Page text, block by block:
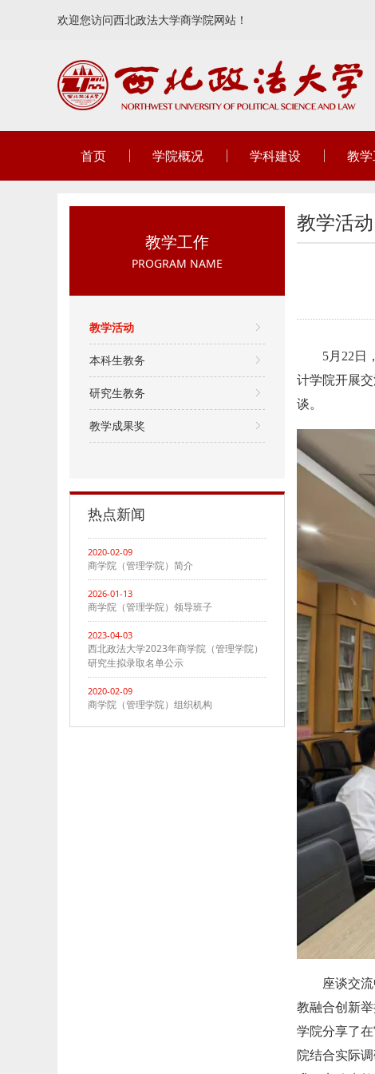
欢迎您访问西北政法大学商学院网站！
首页 学院概况 学科建设 教
教学工作
PROGRAM NAME
教学活动
本科生教务
研究生教务
教学成果奖
热点新闻
2020-02-09
商学院（管理学院）简介
2026-01-13
商学院（管理学院）领导班子
2023-04-03
西北政法大学2023年商学院（管理学院）
研究生拟录取名单公示
2020-02-09
商学院（管理学院）组织机构
教学活动
5月22日
计学院开展
谈。
座谈交
教融合创新
学院分享了
院结合实际